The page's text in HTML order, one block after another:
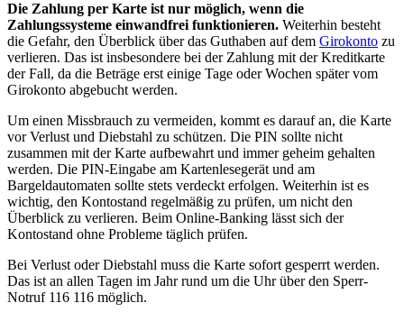
Die Zahlung per Karte ist nur möglich, wenn die
Zahlungssysteme einwandfrei funktionieren. Weiterhin besteht
die Gefahr, den Überblick über das Guthaben auf dem Girokonto zu
verlieren. Das ist insbesondere bei der Zahlung mit der Kreditkarte
der Fall, da die Beträge erst einige Tage oder Wochen später vom
Girokonto abgebucht werden.
Um einen Missbrauch zu vermeiden, kommt es darauf an, die Karte
vor Verlust und Diebstahl zu schützen. Die PIN sollte nicht
zusammen mit der Karte aufbewahrt und immer geheim gehalten
werden. Die PIN-Eingabe am Kartenlesegerät und am
Bargeldautomaten sollte stets verdeckt erfolgen. Weiterhin ist es
wichtig, den Kontostand regelmäßig zu prüfen, um nicht den
Überblick zu verlieren. Beim Online-Banking lässt sich der
Kontostand ohne Probleme täglich prüfen.
Bei Verlust oder Diebstahl muss die Karte sofort gesperrt werden.
Das ist an allen Tagen im Jahr rund um die Uhr über den Sperr-
Notruf 116 116 möglich.